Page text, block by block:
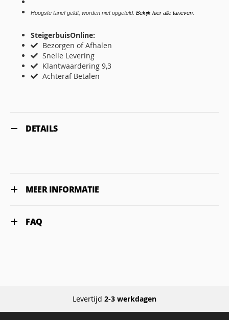
Hoogste tarief geldt, worden niet opgeteld. Bekijk hier alle tarieven.
SteigerbuisOnline:
Bezorgen of Afhalen
Snelle Levering
Klantwaardering 9,3
Achteraf Betalen
DETAILS
MEER INFORMATIE
FAQ
Levertijd 2-3 werkdagen